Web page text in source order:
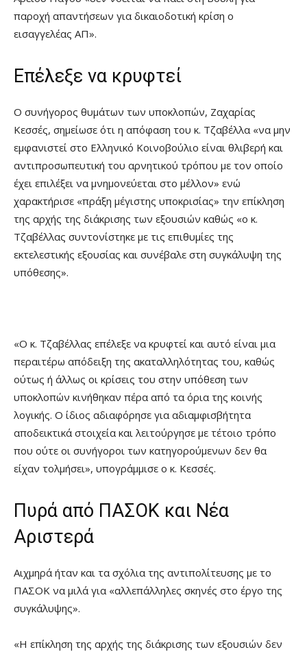
παροχή απαντήσεων για δικαιοδοτική κρίση ο
εισαγγελέας ΑΠ».
Επέλεξε να κρυφτεί
Ο συνήγορος θυμάτων των υποκλοπών, Ζαχαρίας
Κεσσές, σημείωσε ότι η απόφαση του κ. Τζαβέλλα «να μην
εμφανιστεί στο Ελληνικό Κοινοβούλιο είναι θλιβερή και
αντιπροσωπευτική του αρνητικού τρόπου με τον οποίο
έχει επιλέξει να μνημονεύεται στο μέλλον» ενώ
χαρακτήρισε «πράξη μέγιστης υποκρισίας» την επίκληση
της αρχής της διάκρισης των εξουσιών καθώς «ο κ.
Τζαβέλλας συντονίστηκε με τις επιθυμίες της
εκτελεστικής εξουσίας και συνέβαλε στη συγκάλυψη της
υπόθεσης».
«Ο κ. Τζαβέλλας επέλεξε να κρυφτεί και αυτό είναι μια
περαιτέρω απόδειξη της ακαταλληλότητας του, καθώς
ούτως ή άλλως οι κρίσεις του στην υπόθεση των
υποκλοπών κινήθηκαν πέρα από τα όρια της κοινής
λογικής. Ο ίδιος αδιαφόρησε για αδιαμφισβήτητα
αποδεικτικά στοιχεία και λειτούργησε με τέτοιο τρόπο
που ούτε οι συνήγοροι των κατηγορούμενων δεν θα
είχαν τολμήσει», υπογράμμισε ο κ. Κεσσές.
Πυρά από ΠΑΣΟΚ και Νέα
Αριστερά
Αιχμηρά ήταν και τα σχόλια της αντιπολίτευσης με το
ΠΑΣΟΚ να μιλά για «αλλεπάλληλες σκηνές στο έργο της
συγκάλυψης».
«Η επίκληση της αρχής της διάκρισης των εξουσιών δεν